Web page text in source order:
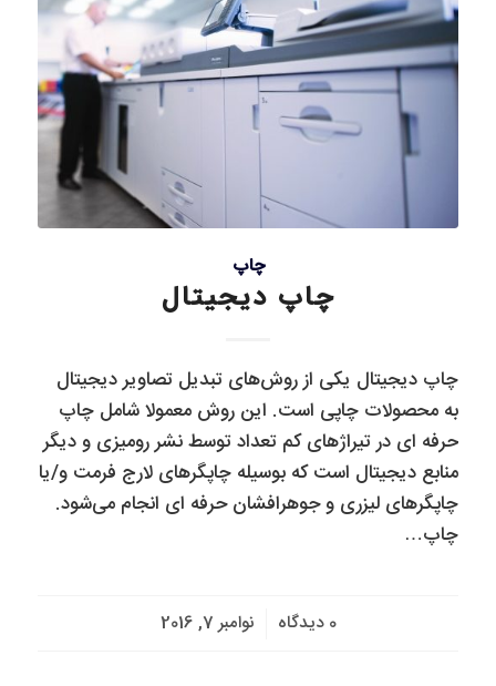
چاپ
چاپ دیجیتال
چاپ دیجیتال یکی از روش‌های تبدیل تصاویر دیجیتال
به محصولات چاپی است. این روش معمولا شامل چاپ
حرفه ای در تیراژهای کم تعداد توسط نشر رومیزی و دیگر
منابع دیجیتال است که بوسیله چاپگرهای لارج فرمت و/یا
چاپگرهای لیزری و جوهرافشان حرفه ای انجام می‌شود.
چاپ…
0 دیدگاه/ نوامبر 7, 2016